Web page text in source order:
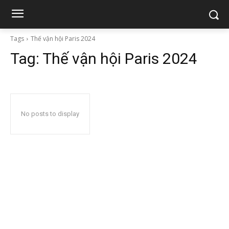
Tags Thế vận hội Paris 2024
Tag: Thế vận hội Paris 2024
No posts to display